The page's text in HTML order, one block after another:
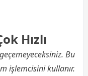
Hızlı
Bu
işlemcisini kullanır.